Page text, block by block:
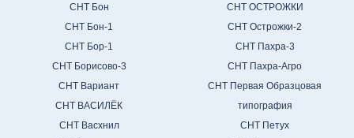
СНТ Бон
СНТ Бон-1
СНТ Бор-1
СНТ Борисово-3
СНТ Вариант
СНТ ВАСИЛЁК
СНТ Васхнил
СНТ ОСТРОЖКИ
СНТ Острожки-2
СНТ Пахра-3
СНТ Пахра-Агро
СНТ Первая Образцовая
типография
СНТ Петух